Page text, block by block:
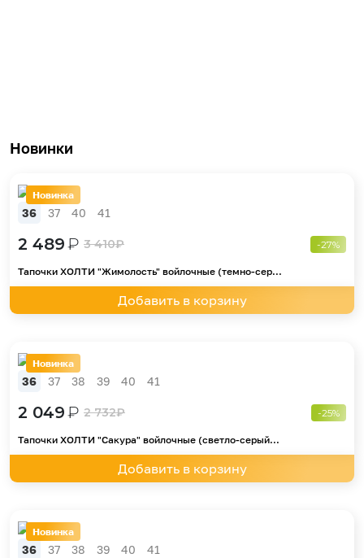
Новинки
Новинка
36 37 40 41
2 489₽ 3 410₽ -27%
Тапочки ХОЛТИ "Жимолость" войлочные (темно-сер...
Добавить в корзину
Новинка
36 37 38 39 40 41
2 049₽ 2 732₽ -25%
Тапочки ХОЛТИ "Сакура" войлочные (светло-серый...
Добавить в корзину
Новинка
36 37 38 39 40 41